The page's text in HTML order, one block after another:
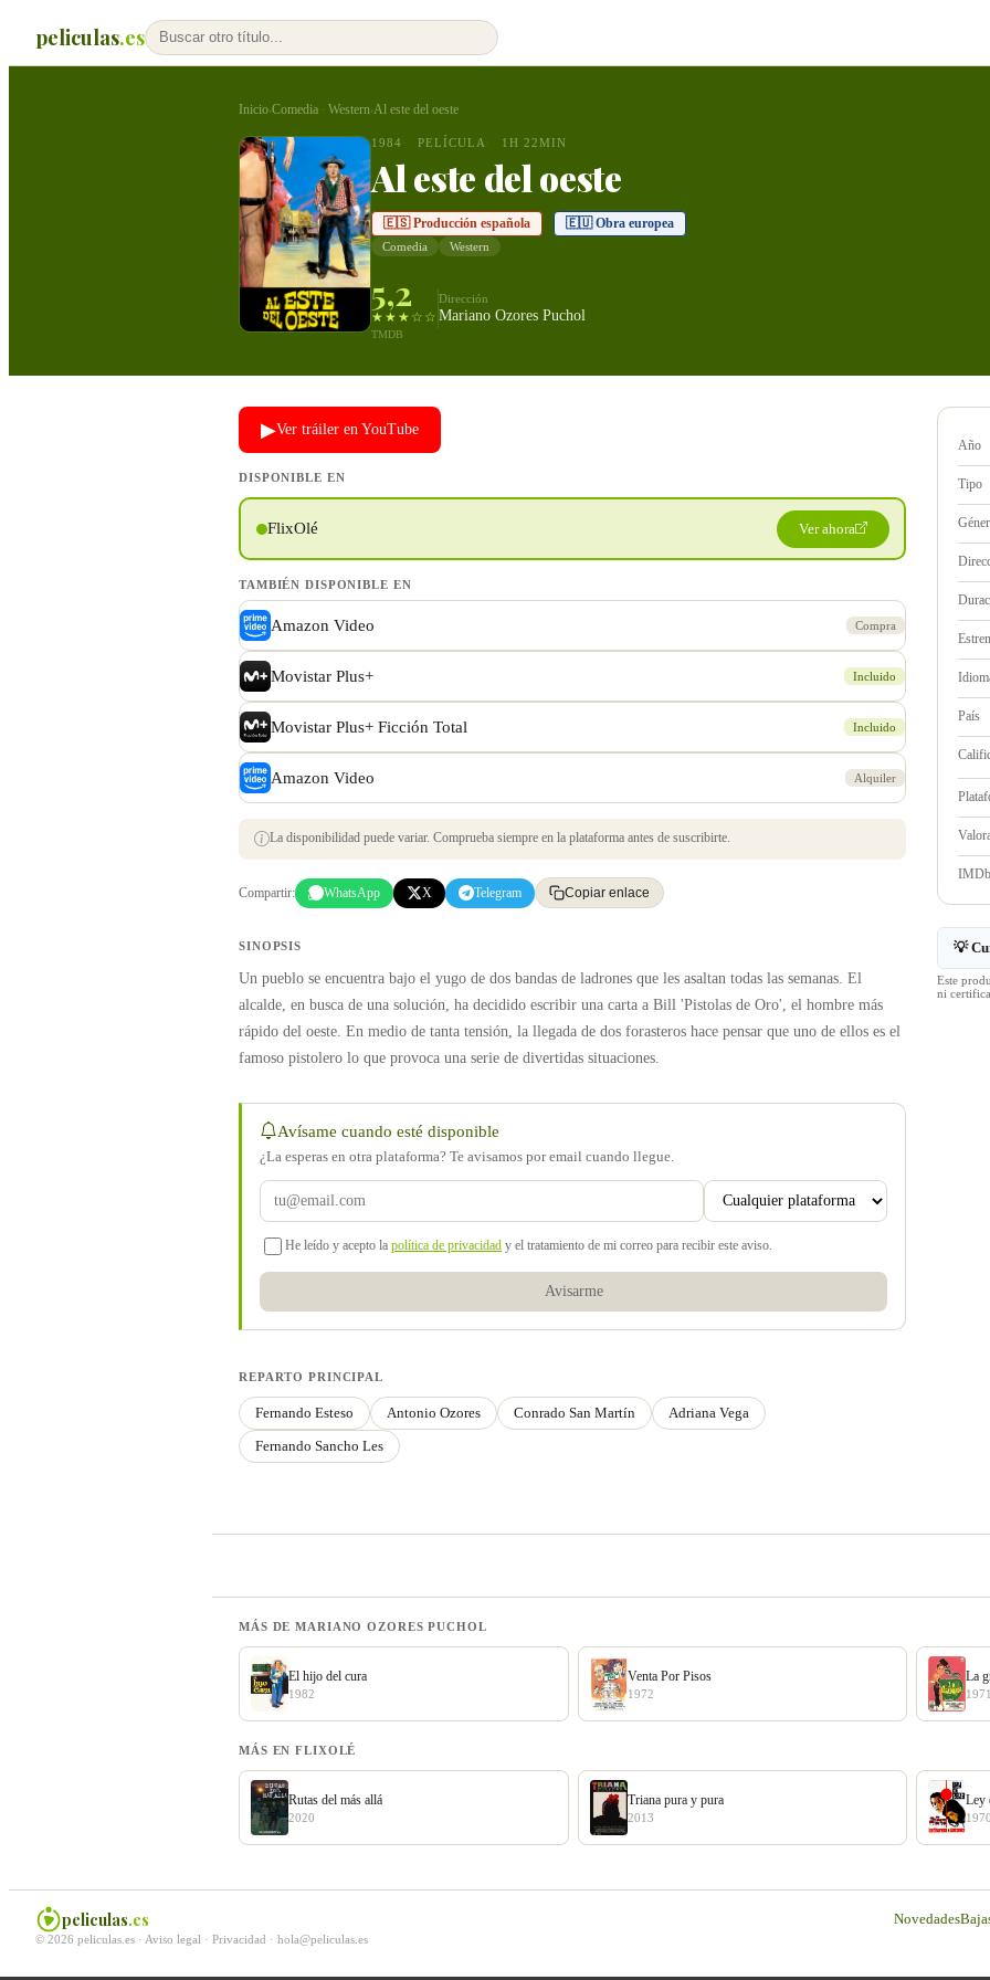
peliculas.es
Inicio›Comedia · Western›Al este del oeste
1984 PELÍCULA 1H 22MIN
Al este del oeste
🇪🇸 Producción española 🇪🇺 Obra europea
Comedia Western
5,2
★★★☆☆
TMDB
Dirección
Mariano Ozores Puchol
▶Ver tráiler en YouTube
DISPONIBLE EN
FlixOlé Ver ahora
TAMBIÉN DISPONIBLE EN
Amazon Video Compra
Movistar Plus+ Incluido
Movistar Plus+ Ficción Total Incluido
Amazon Video Alquiler
La disponibilidad puede variar. Comprueba siempre en la plataforma antes de suscribirte.
Compartir: WhatsApp X Telegram Copiar enlace
SINOPSIS
Un pueblo se encuentra bajo el yugo de dos bandas de ladrones que les asaltan todas las semanas. El
alcalde, en busca de una solución, ha decidido escribir una carta a Bill 'Pistolas de Oro', el hombre más
rápido del oeste. En medio de tanta tensión, la llegada de dos forasteros hace pensar que uno de ellos es el
famoso pistolero lo que provoca una serie de divertidas situaciones.
Avísame cuando esté disponible
¿La esperas en otra plataforma? Te avisamos por email cuando llegue.
He leído y acepto la política de privacidad y el tratamiento de mi correo para recibir este aviso.
Avisarme
REPARTO PRINCIPAL
Fernando Esteso Antonio Ozores Conrado San Martín
Adriana Vega
Fernando Sancho Les
Año
Tipo
País
IMDb
💡
Este
ni
MÁS DE MARIANO OZORES PUCHOL
El hijo del cura
1982
Venta Por Pisos
1972
La
1971
MÁS EN FLIXOLÉ
Rutas del más allá
2020
Triana pura y pura
2013
Ley
1970
peliculas.es Novedades
© 2026 peliculas.es · Aviso legal · Privacidad · hola@peliculas.es